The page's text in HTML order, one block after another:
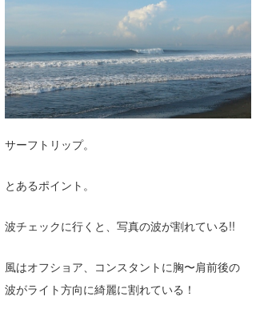
サーフトリップ。
とあるポイント。
波チェックに行くと、写真の波が割れている!!
風はオフショア、コンスタントに胸〜肩前後の
波がライト方向に綺麗に割れている！
千葉北
千葉南
大阪
その他
ルール＆How to
VOTE!